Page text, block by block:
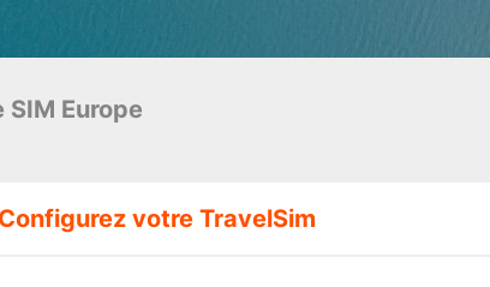
SIM Europe
Configurez votre TravelSim